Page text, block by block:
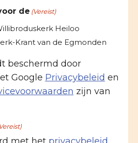
de (Vereist)
Heiloo
Krant van de Egmonden
beschermd door
Google Privacybeleid en
zijn van